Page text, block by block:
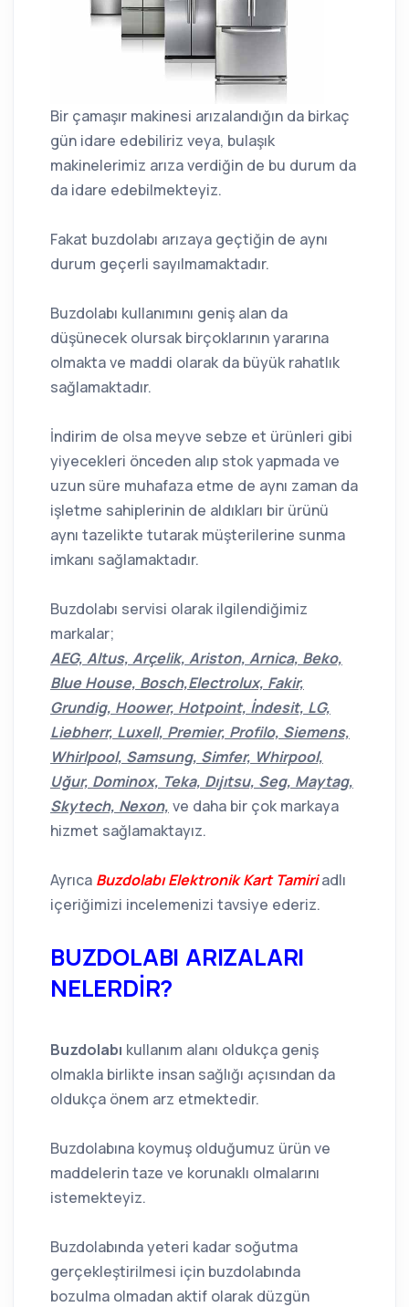
Bir çamaşır makinesi arızalandığın da birkaç
gün idare edebiliriz veya, bulaşık
makinelerimiz arıza verdiğin de bu durum da
da idare edebilmekteyiz.
Fakat buzdolabı arızaya geçtiğin de aynı
durum geçerli sayılmamaktadır.
Buzdolabı kullanımını geniş alan da
düşünecek olursak birçoklarının yararına
olmakta ve maddi olarak da büyük rahatlık
sağlamaktadır.
İndirim de olsa meyve sebze et ürünleri gibi
yiyecekleri önceden alıp stok yapmada ve
uzun süre muhafaza etme de aynı zaman da
işletme sahiplerinin de aldıkları bir ürünü
aynı tazelikte tutarak müşterilerine sunma
imkanı sağlamaktadır.
Buzdolabı servisi olarak ilgilendiğimiz
markalar;
AEG, Altus, Arçelik, Ariston, Arnica, Beko,
Blue House, Bosch,Electrolux, Fakir,
Grundig, Hoower, Hotpoint, İndesit, LG,
Liebherr, Luxell, Premier, Profilo, Siemens,
Whirlpool, Samsung, Simfer, Whirpool,
Uğur, Dominox, Teka, Dıjıtsu, Seg, Maytag,
Skytech, Nexon, ve daha bir çok markaya
hizmet sağlamaktayız.
Ayrıca Buzdolabı Elektronik Kart Tamiriadlı
içeriğimizi incelemenizi tavsiye ederiz.
BUZDOLABI ARIZALARI
NELERDİR?
Buzdolabı kullanım alanı oldukça geniş
olmakla birlikte insan sağlığı açısından da
oldukça önem arz etmektedir.
Buzdolabına koymuş olduğumuz ürün ve
maddelerin taze ve korunaklı olmalarını
istemekteyiz.
Buzdolabında yeteri kadar soğutma
gerçekleştirilmesi için buzdolabında
bozulma olmadan aktif olarak düzgün